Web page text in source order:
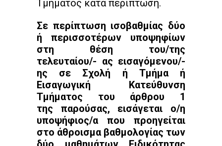
Τμήματος κατά περίπτωση.
Σε περίπτωση ισοβαθμίας δύο
ή περισσοτέρων υποψηφίων
στη θέση του/της
τελευταίου/- ας εισαγόμενου/-
ης σε Σχολή ή Τμήμα ή
Εισαγωγική Κατεύθυνση
Τμήματος του άρθρου 1
της παρούσας, εισάγεται ο/η
υποψήφιος/α που προηγείται
στο άθροισμα βαθμολογίας των